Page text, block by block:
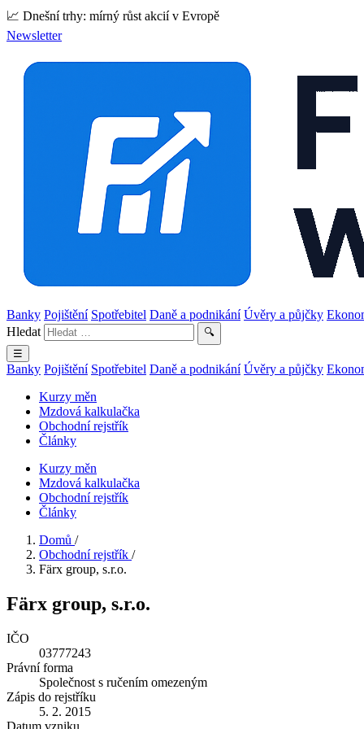
📈 Dnešní trhy: mírný růst akcií v Evropě
Newsletter
Banky Pojištění Spotřebitel Daně a podnikání Úvěry a půjčky
Hledat
🔍
☰
Banky Pojištění Spotřebitel Daně a podnikání Úvěry a půjčky
Kurzy měn
Mzdová kalkulačka
Obchodní rejstřík
Články
Kurzy měn
Mzdová kalkulačka
Obchodní rejstřík
Články
Domů /
Obchodní rejstřík /
Färx group, s.r.o.
Färx group, s.r.o.
IČO
03777243
Právní forma
Společnost s ručením omezeným
Zápis do rejstříku
5. 2. 2015
Datum vzniku